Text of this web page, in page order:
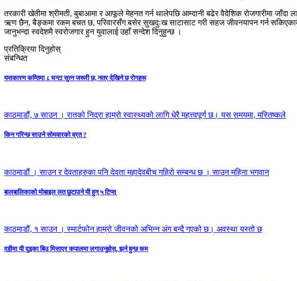
तरकारी खेतीमा श्रीमती, बुबाआमा र आफूले मेहनत गर्न थालेपछि आम्दानी बढेर वैदेशिक रोजगारीमा
ऋण छैन, बैङ्कमा रकम बचत छ, परिवारसँग बसेर सुखदुःख साटासाट गरी सहज जीवनयापन गर्न सकिएकामै
जानुभन्दा स्वदेशमै स्वरोजगार हुन युवालाई उहाँ सन्देश दिनुहुन्छ ।
प्रतिक्रिया दिनुहोस्
संबन्धित
यसकारण कम्तिमा ८ घन्टा सुत्न जरूरी छ, नत्र देखिने छ रोगहरू
काठमाडौं, ७ साउन । रातको निद्रा हाम्रो स्वास्थ्यको लागि धेरै महत्त्वपूर्ण छ। यस समयमा, मस्तिष्कले
किन गरिन्छ साउने सोमवारको व्रत ?
काठमाडौं । साउन र देवताहरुका पनि देवता महादेवबीच गहिरो सम्बन्ध छ । साउन महिना भगवान
बालबालिकाकाे मोबाइल लत छुटाउने यी हुन् ५ टिप्स्
काठमाडौं, १ साउन । स्मार्टफोन हाम्रो जीवनको अभिन्न अंग बन्दै गएको छ। अवस्था यस्तो छ
दहीमा यी दुइका बिउ मिसाएर कपालमा लगाउनुहोस्, झर्न हुन्छ कम